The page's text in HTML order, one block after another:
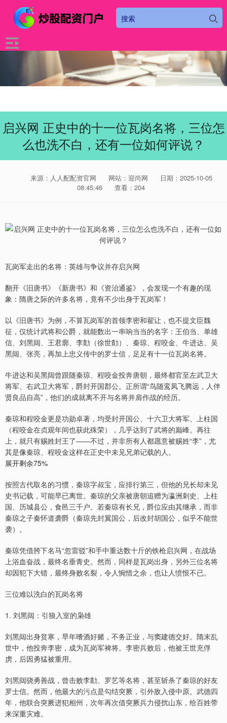
启兴网 正史中的十一位瓦岗名将，三位怎
么也洗不白，还有一位如何评说？
来源：人人配配资官网 网站：迎尚网
日期：2025-10-05
08:45:46
查看：204
瓦岗军走出的名将：英雄与争议并存启兴网
翻开《旧唐书》《新唐书》和《资治通鉴》，会发现一个有趣的现
象：隋唐之际的许多名将，竟有不少出身于瓦岗军！
以《旧唐书》为例，不算瓦岗军的首领李密和翟让，也不提文臣魏
征，仅统计武将和公爵，就能数出一串响当当的名字：王伯当、单雄
信、刘黑闼、王君廓、李勣（徐世勣）、秦琼、程咬金、牛进达、吴
黑闼、张亮，再加上忠义传中的罗士信，足足有十一位瓦岗名将。
牛进达和吴黑闼曾跟随秦琼、程咬金投奔唐朝，最终都官至左武卫大
将军、右武卫大将军，爵封开国郡公。正所谓“鸟随鸾凤飞腾远，人伴
贤良品自高”，他们的成就离不开与名将并肩作战的经历。
秦琼和程咬金更是功勋卓著，均受封开国公、十六卫大将军、上柱国
（程咬金在贞观年间也获此殊荣），几乎达到了武将的巅峰。再往
上，就只有赐姓封王了——不过，并非所有人都愿意被赐姓“李”，尤
其是像秦琼、程咬金这样在正史中未见兄弟记载的人。
展开剩余75%
按照古代取名的习惯，秦琼字叔宝，应排行第三，但他的兄长却未见
史书记载，可能早已离世。秦琼的父亲被唐朝追赠为瀛洲刺史、上柱
国、历城县公，食邑三千户。若秦琼有长兄，爵位应由其继承，而非
秦琼之子秦怀道袭爵（秦琼先封翼国公，后改封胡国公，似乎不能世
袭）。
秦琼凭借胯下名马“忽雷驳”和手中重达数十斤的铁枪启兴网，在战场
上浴血奋战，最终名垂青史。然而，同样是瓦岗出身，另外三位名将
却因犯下大错，最终身败名裂，令人惋惜之余，也让人愤恨不已。
三位难以洗白的瓦岗名将
1. 刘黑闼：引狼入室的枭雄
刘黑闼出身贫寒，早年嗜酒好赌，不务正业，与窦建德交好。隋末乱
世中，他投奔李密，成为瓦岗军裨将。李密兵败后，他被王世充俘
虏，后因勇猛被重用。
刘黑闼骁勇善战，曾击败李勣、罗艺等名将，甚至斩杀了秦琼的好友
罗士信。然而，他最大的污点是勾结突厥，引外敌入侵中原。武德四
年，他联合突厥进犯相州，次年再次借突厥兵力侵扰山东，给百姓带
来深重灾难。